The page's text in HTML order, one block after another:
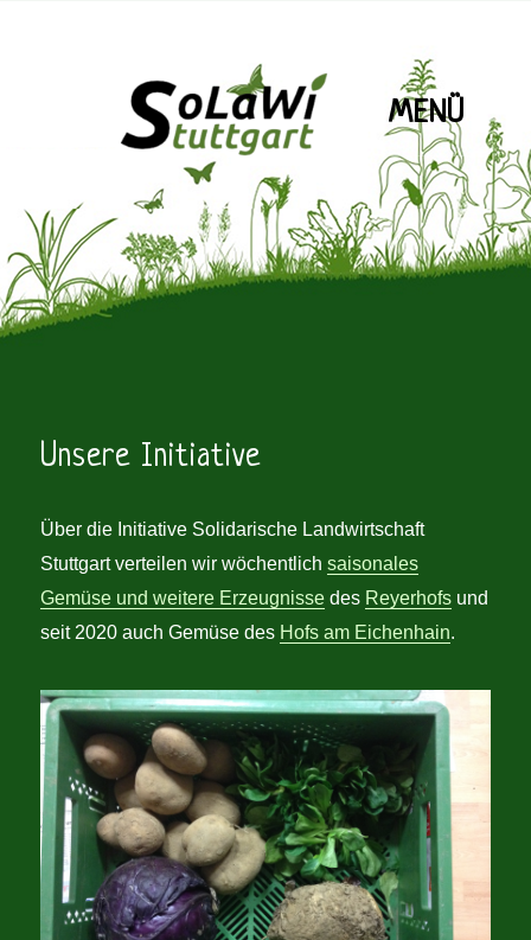
SoLaWiS
MENÜ
Unsere Initiative
Über die Initiative Solidarische Landwirtschaft
Stuttgart verteilen wir wöchentlichsaisonales
Gemüse und weitere Erzeugnisse des Reyerhofs und
seit 2020 auch Gemüse des Hofs am Eichenhain.